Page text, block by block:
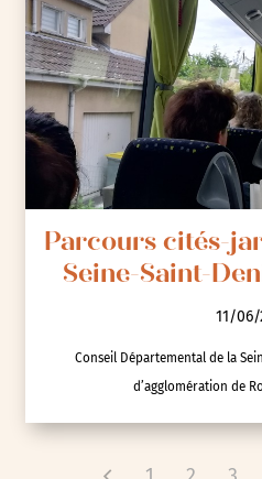
Parcours cités-
Seine-Saint-
11/06/
Conseil Départemental de la
d’agglomération de